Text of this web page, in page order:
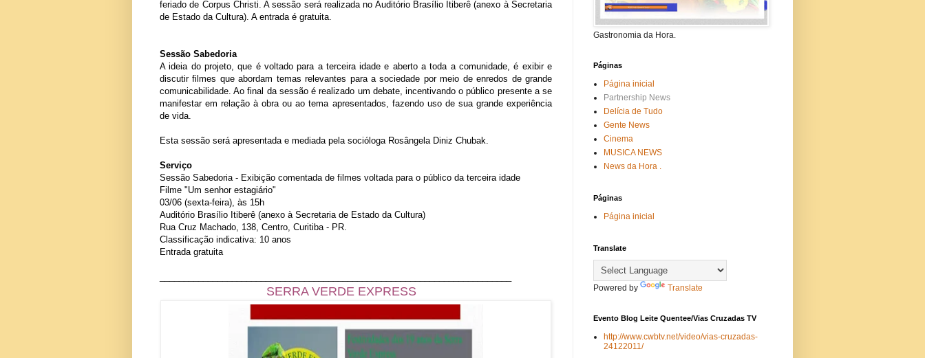
feriado de Corpus Christi. A sessão será realizada no Auditório Brasílio Itiberê (anexo à Secretaria
de Estado da Cultura). A entrada é gratuita.
Sessão Sabedoria
A ideia do projeto, que é voltado para a terceira idade e aberto a toda a comunidade, é exibir e
discutir filmes que abordam temas relevantes para a sociedade por meio de enredos de grande
comunicabilidade. Ao final da sessão é realizado um debate, incentivando o público presente a se
manifestar em relação à obra ou ao tema apresentados, fazendo uso de sua grande experiência
de vida.
Esta sessão será apresentada e mediada pela socióloga Rosângela Diniz Chubak.
Serviço
Sessão Sabedoria - Exibição comentada de filmes voltada para o público da terceira idade
Filme "Um senhor estagiário"
03/06 (sexta-feira), às 15h
Auditório Brasílio Itiberê (anexo à Secretaria de Estado da Cultura)
Rua Cruz Machado, 138, Centro, Curitiba - PR.
Classificação indicativa: 10 anos
Entrada gratuita
SERRA VERDE EXPRESS
Gastronomia da Hora.
Páginas
Página inicial
Partnership News
Delícia de Tudo
Gente News
Cinema
MUSICA NEWS
News da Hora .
Páginas
Página inicial
Translate
Powered by Translate
Evento Blog Leite Quentee/Vias Cruzadas TV
http://www.cwbtv.net/video/vias-cruzadas-
24122011/